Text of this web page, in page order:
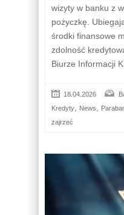
wizyty w banku z
pożyczkę.
środki finansowe
zdolność
Biurze Informacji
18.04.2026
Kredyty, News,
zajrzeć